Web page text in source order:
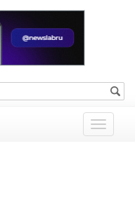
Показать
меню